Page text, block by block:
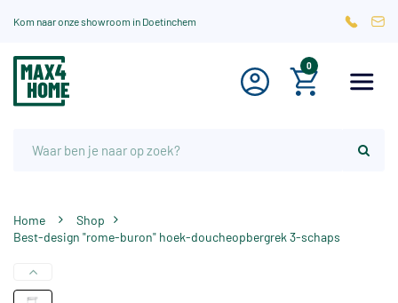
Kom naar onze showroom in Doetinchem
0
Home
Shop
Best-design "rome-buron" hoek-doucheopbergrek 3-schaps